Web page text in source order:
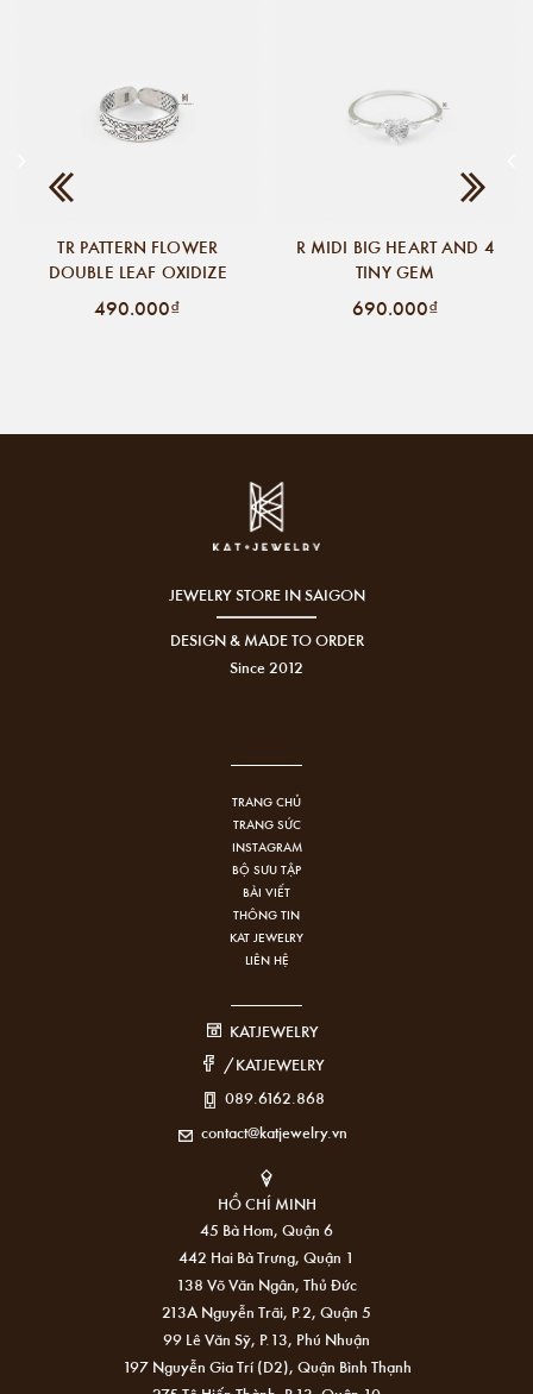
TR PATTERN FLOWER
DOUBLE LEAF OXIDIZE
490.000₫
R MIDI BIG HEART AND 4
TINY GEM
690.000₫
JEWELRY STORE IN SAIGON
DESIGN & MADE TO ORDER
Since 2012
TRANG CHỦ
TRANG SỨC
INSTAGRAM
BỘ SƯU TẬP
BÀI VIẾT
THÔNG TIN
KAT JEWELRY
LIÊN HỆ
KATJEWELRY
/KATJEWELRY
089.6162.868
contact@katjewelry.vn
HỒ CHÍ MINH
45 Bà Hom, Quận 6
442 Hai Bà Trưng, Quận 1
138 Võ Văn Ngân, Thủ Đức
213A Nguyễn Trãi, P.2, Quận 5
99 Lê Văn Sỹ, P.13, Phú Nhuận
197 Nguyễn Gia Trí (D2), Quận Bình Thạnh